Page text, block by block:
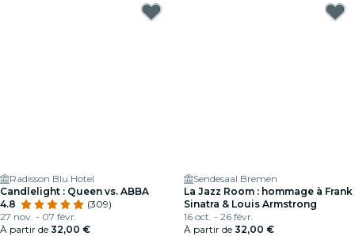
Radisson Blu Hotel
Candlelight : Queen vs. ABBA
4.8
(309)
27 nov. - 07 févr.
À partir de 32,00 €
Sendesaal Bremen
La Jazz Room : hommage à Frank
Sinatra & Louis Armstrong
16 oct. - 26 févr.
À partir de 32,00 €